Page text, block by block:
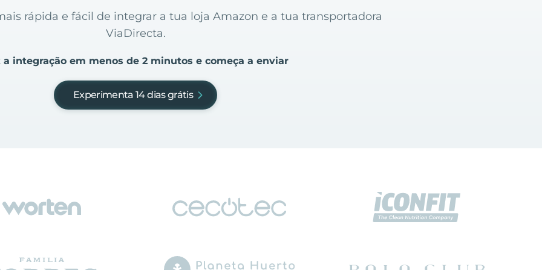
rápida e fácil de integrar a tua loja Amazon e a tua transportadora
ViaDirecta.
a integração em menos de 2 minutos e começa a enviar
Experimenta 14 dias grátis